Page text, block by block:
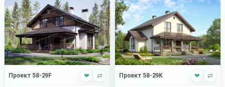
Проект 58-29F ❤ ⇄ Проект 58-29K ❤ ⇄